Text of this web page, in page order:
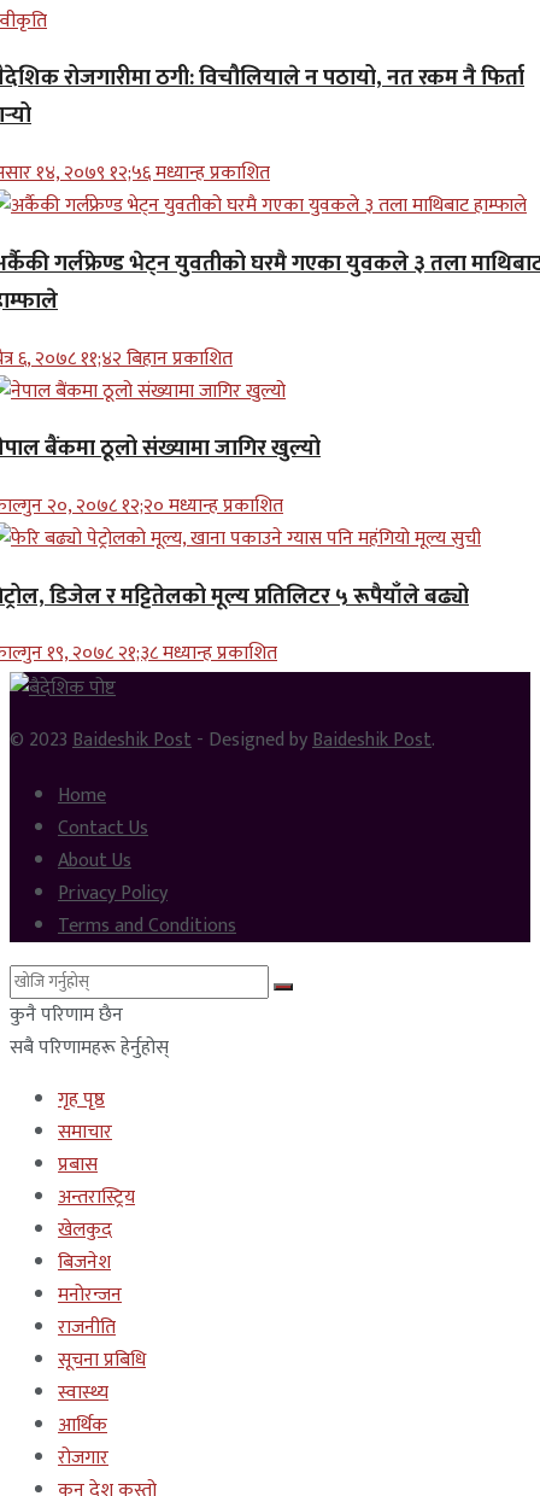
रोजगारीमा ठगी: विचौलियाले न पठायो, नत रकम नै फिर्ता
१४, २०७९ १२;५६ मध्यान्ह प्रकाशित
गर्लफ्रेण्ड भेट्न युवतीको घरमै गएका युवकले ३ तला
६, २०७८ ११;४२ बिहान प्रकाशित
बैंकमा ठूलो संख्यामा जागिर खुल्यो
२०, २०७८ १२;२० मध्यान्ह प्रकाशित
डिजेल र मट्टितेलको मूल्य प्रतिलिटर ५ रूपैयाँले बढ्यो
१९, २०७८ २१;३८ मध्यान्ह प्रकाशित
© 2023Baideshik Post- Designed byBaideshik Post.
Home
Contact Us
About Us
Privacy Policy
Terms and Conditions
कुनै परिणाम छैन
सबै परिणामहरू हेर्नुहोस्
गृह पृष्ठ
समाचार
प्रबास
अन्तरास्ट्रिय
खेलकुद
बिजनेश
मनोरन्जन
राजनीति
सूचना प्रबिधि
स्वास्थ्य
आर्थिक
रोजगार